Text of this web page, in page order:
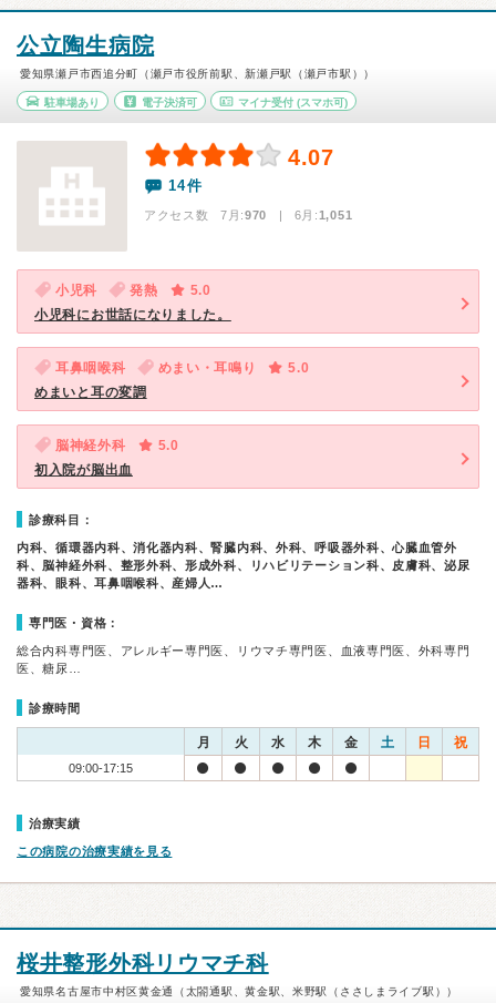
公立陶生病院
愛知県瀬戸市西追分町（瀬戸市役所前駅、新瀬戸駅（瀬戸市駅））
駐車場あり 電子決済可 マイナ受付 (スマホ可)
4.07
14件
アクセス数 7月:970 | 6月:1,051
小児科 発熱
5.0
小児科にお世話になりました。
耳鼻咽喉科 めまい・耳鳴り
5.0
めまいと耳の変調
脳神経外科
5.0
初入院が脳出血
診療科目：
内科、循環器内科、消化器内科、腎臓内科、外科、呼吸器外科、心臓血管外
科、脳神経外科、整形外科、形成外科、リハビリテーション科、皮膚科、泌尿
器科、眼科、耳鼻咽喉科、産婦人…
専門医・資格：
総合内科専門医、アレルギー専門医、リウマチ専門医、血液専門医、外科専門
医、糖尿…
診療時間
月 火 水 木 金 土 日 祝
09:00-17:15
治療実績
この病院の治療実績を見る
桜井整形外科リウマチ科
愛知県名古屋市中村区黄金通（太閤通駅、黄金駅、米野駅（ささしまライブ駅））